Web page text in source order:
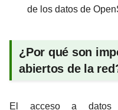
de los datos de
¿Por qué son
abiertos de la
El acceso a datos